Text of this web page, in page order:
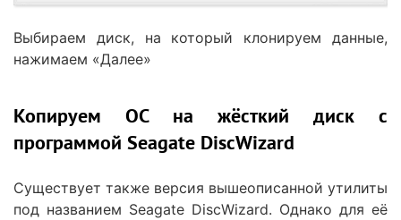
Выбираем диск, на который клонируем данные,
нажимаем «Далее»
Копируем ОС на жёсткий диск с
программой Seagate DiscWizard
Существует также версия вышеописанной утилиты
под названием Seagate DiscWizard. Однако для её